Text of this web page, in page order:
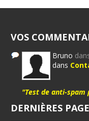
VOS
Bruno
dans
"Test de anti-
DERNIÈRES